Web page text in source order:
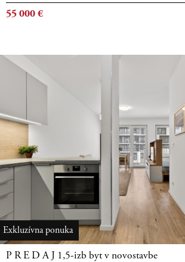
55 000 €
Exkluzívna ponuka
P R E D A J 1,5-izb byt v novostavbe